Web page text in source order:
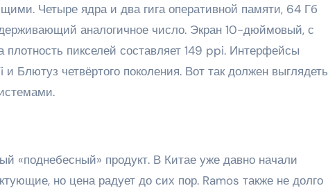
Четыре ядра и два гига оперативной памяти, 64 Гб
аналогичное число. Экран 10-дюймовый, с
пикселей составляет 149 ppi. Интерфейсы
Блютуз четвёртого поколения. Вот так должен выглядеть
«поднебесный» продукт. В Китае уже давно начали
но цена радует до сих пор. Ramos также не долго